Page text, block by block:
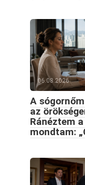
06.08.2026
A
az
Ránéztem
mondtam: